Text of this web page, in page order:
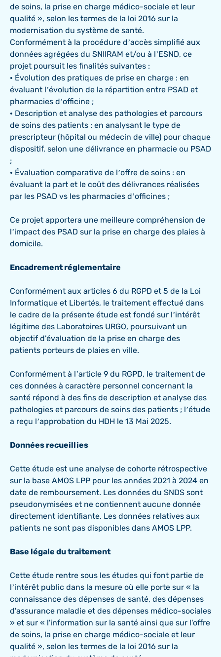
de soins, la prise en charge médico-sociale et leur
qualité », selon les termes de la loi 2016 sur la
modernisation du système de santé.
Conformément à la procédure d’accès simplifié aux
données agrégées du SNIIRAM et/ou à l’ESND, ce
projet poursuit les finalités suivantes :
• Évolution des pratiques de prise en charge : en
évaluant l’évolution de la répartition entre PSAD et
pharmacies d’officine ;
• Description et analyse des pathologies et parcours
de soins des patients : en analysant le type de
prescripteur (hôpital ou médecin de ville) pour chaque
dispositif, selon une délivrance en pharmacie ou PSAD
;
• Évaluation comparative de l’offre de soins : en
évaluant la part et le coût des délivrances réalisées
par les PSAD vs les pharmacies d’officines ;
Ce projet apportera une meilleure compréhension de
l’impact des PSAD sur la prise en charge des plaies à
domicile.
Encadrement réglementaire
Conformément aux articles 6 du RGPD et 5 de la Loi
Informatique et Libertés, le traitement effectué dans
le cadre de la présente étude est fondé sur l’intérêt
légitime des Laboratoires URGO, poursuivant un
objectif d'évaluation de la prise en charge des
patients porteurs de plaies en ville.
Conformément à l’article 9 du RGPD, le traitement de
ces données à caractère personnel concernant la
santé répond à des fins de description et analyse des
pathologies et parcours de soins des patients ; l’étude
a reçu l’approbation du HDH le 13 Mai 2025.
Données recueillies
Cette étude est une analyse de cohorte rétrospective
sur la base AMOS LPP pour les années 2021 à 2024 en
date de remboursement. Les données du SNDS sont
pseudonymisées et ne contiennent aucune donnée
directement identifiante. Les données relatives aux
patients ne sont pas disponibles dans AMOS LPP.
Base légale du traitement
Cette étude rentre sous les études qui font partie de
l’intérêt public dans la mesure où elle porte sur « la
connaissance des dépenses de santé, des dépenses
d'assurance maladie et des dépenses médico-sociales
» et sur « l'information sur la santé ainsi que sur l'offre
de soins, la prise en charge médico-sociale et leur
qualité », selon les termes de la loi 2016 sur la